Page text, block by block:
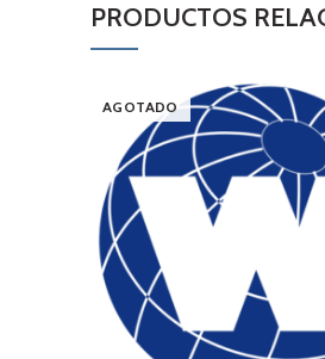
PRODUCTOS
AGOTADO